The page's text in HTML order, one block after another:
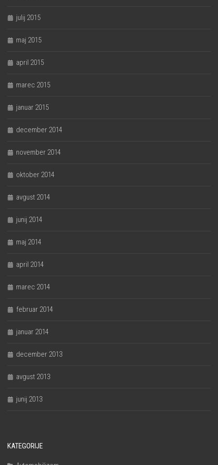
julij 2015
maj 2015
april 2015
marec 2015
januar 2015
december 2014
november 2014
oktober 2014
avgust 2014
junij 2014
maj 2014
april 2014
marec 2014
februar 2014
januar 2014
december 2013
avgust 2013
junij 2013
KATEGORIJE